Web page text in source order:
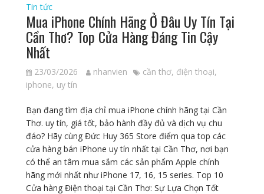
Tin tức
Mua iPhone Chính Hãng Ở Đâu Uy Tín Tại
Cần Thơ? Top Cửa Hàng Đáng Tin Cậy
Nhất
23/03/2026 nhanvien cần thơ, điện thoại,
iphone, uy tín
Bạn đang tìm địa chỉ mua iPhone chính hãng tại Cần
Thơ. uy tín, giá tốt, bảo hành đầy đủ và dịch vụ chu
đáo? Hãy cùng Đức Huy 365 Store điểm qua top các
cửa hàng bán iPhone uy tín nhất tại Cần Thơ, nơi bạn
có thể an tâm mua sắm các sản phẩm Apple chính
hãng mới nhất như iPhone 17, 16, 15 series. Top 10
Cửa hàng Điện thoại tại Cần Thơ: Sự Lựa Chọn Tốt